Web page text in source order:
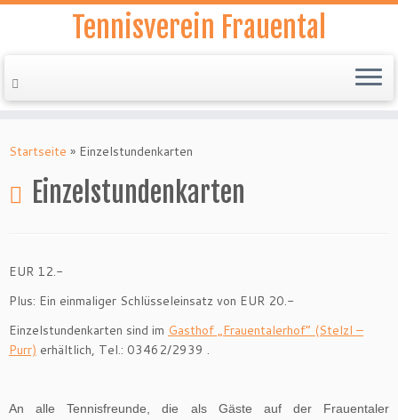
Inhalt
Tennisverein Frauental
Startseite » Einzelstundenkarten
Einzelstundenkarten
EUR 12.-
Plus: Ein einmaliger Schlüsseleinsatz von EUR 20.-
Einzelstundenkarten sind im Gasthof „Frauentalerhof“ (Stelzl –
Purr) erhältlich, Tel.: 03462/2939 .
An alle Tennisfreunde, die als Gäste auf der Frauentaler